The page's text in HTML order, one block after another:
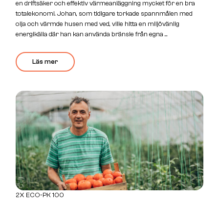
en driftsäker och effektiv värmeanläggning mycket för en bra
totalekonomi. Johan, som tidigare torkade spannmålen med
olja och värmde husen med ved, ville hitta en miljövänlig
energikälla där han kan använda bränsle från egna ...
Läs mer
2X ECO-PK 100